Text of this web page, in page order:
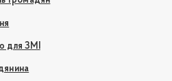
для ЗМІ